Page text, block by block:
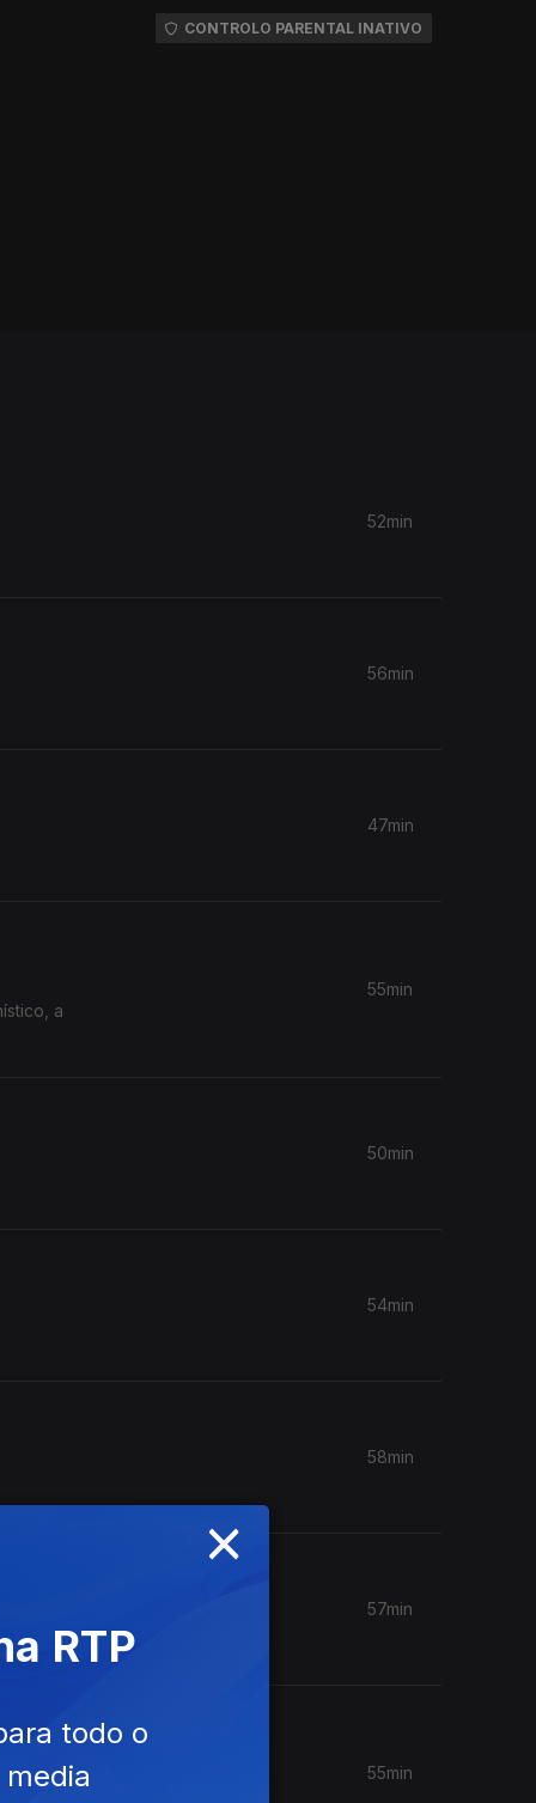
CONTROLO PARENTAL INATIVO
52min
56min
47min
55min
50min
54min
58min
57min
55min
×
RTP
todo o